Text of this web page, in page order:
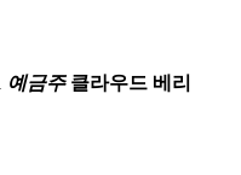
예금주클라우드 베리